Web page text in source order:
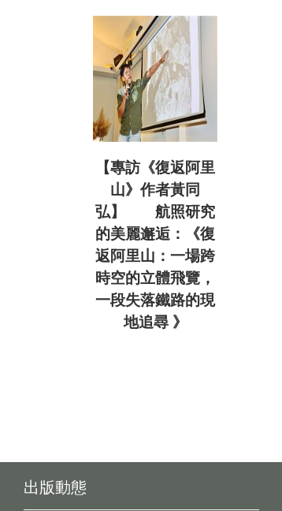
【專訪《復返阿里
山》作者黃同
弘】 航照研究
的美麗邂逅：《復
返阿里山：一場跨
時空的立體飛覽，
一段失落鐵路的現
地追尋 》
出版動態